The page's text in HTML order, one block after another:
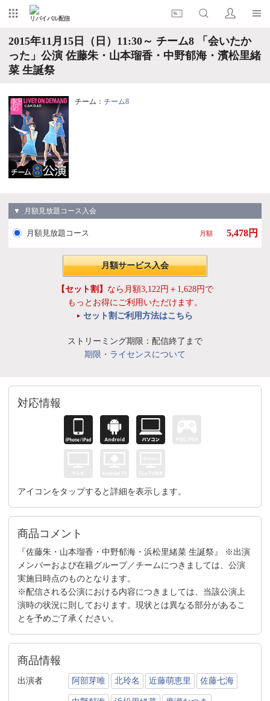
リバイバル配信
2015年11月15日（日）11:30～ チーム8 「会いたか
った」公演 佐藤朱・山本瑠香・中野郁海・濱松里緒
菜 生誕祭
チーム： チーム8
▼ 月額見放題コース入会
月額見放題コース 月額 5,478円
月額サービス入会
【セット割】 なら月額3,122円＋1,628円で
もっとお得にご利用いただけます。
セット割ご利用方法はこちら
ストリーミング期限：配信終了まで
期限・ライセンスについて
対応情報
アイコンをタップすると詳細を表示します。
商品コメント
『佐藤朱・山本瑠香・中野郁海・浜松里緒菜 生誕祭』 ※出演
メンバーおよび在籍グループ／チームにつきましては、公演
実施日時点のものとなります。
※配信される公演における内容につきましては、当該公演上
演時の状況に則しております。現状とは異なる部分があるこ
とを予めご了承ください。
商品情報
出演者 阿部芽唯 北玲名 近藤萌恵里 佐藤七海